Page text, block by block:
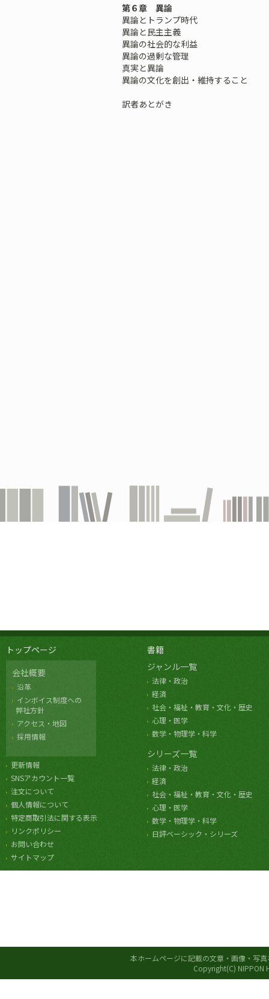
第６章 異論
異論とトランプ時代
異論と民主主義
異論の社会的な利益
異論の過剰な管理
真実と異論
異論の文化を創出・維持すること
訳者あとがき
トップページ
会社概要
沿革
インボイス制度への
弊社方針
アクセス・地図
採用情報
更新情報
SNSアカウント一覧
注文について
個人情報について
特定商取引法に関する表示
リンクポリシー
お問い合わせ
サイトマップ
書籍
ジャンル一覧
法律・政治
経済
社会・福祉・教育・文化・歴史
心理・医学
数学・物理学・科学
シリーズ一覧
法律・政治
経済
社会・福祉・教育・文化・歴史
心理・医学
数学・物理学・科学
日評ベーシック・シリーズ
本ホームページに記載の文章・画像・写
Copyright(C) NIPPON